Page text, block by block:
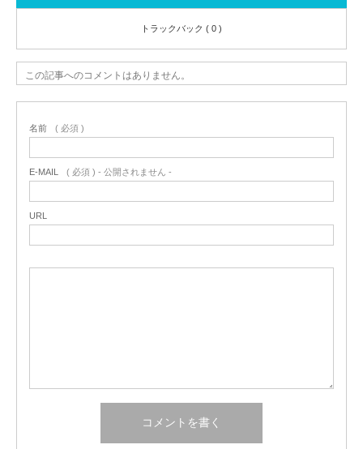
トラックバック ( 0 )
この記事へのコメントはありません。
名前 ( 必須 )
E-MAIL ( 必須 ) - 公開されません -
URL